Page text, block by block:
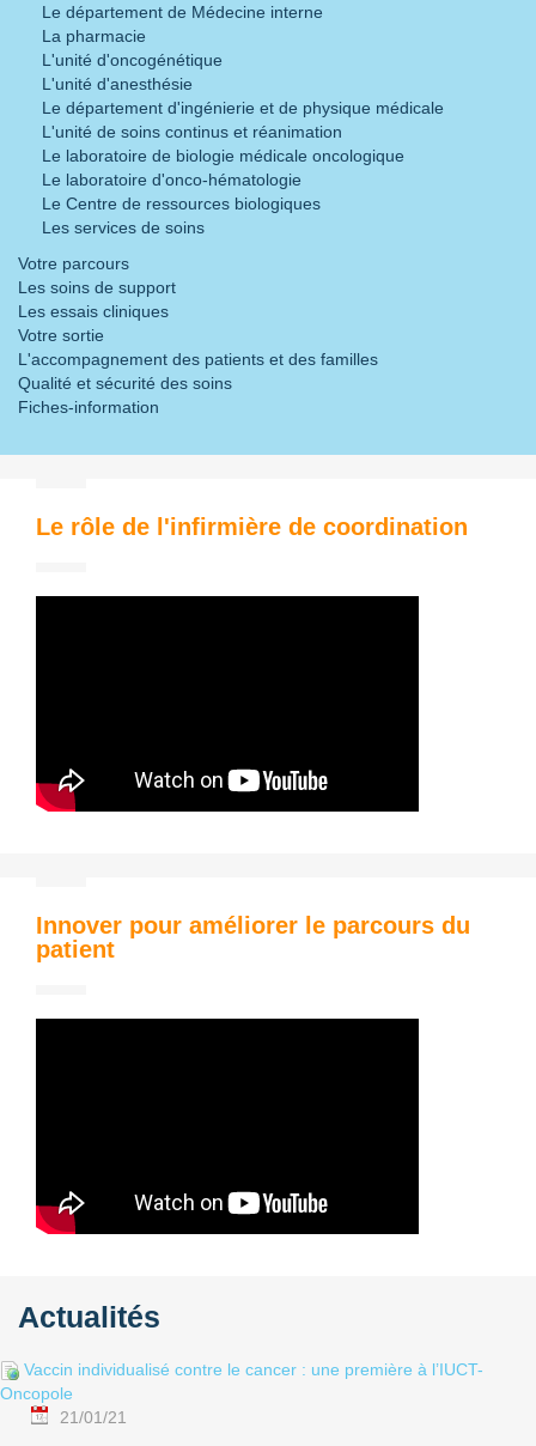
Le département de Médecine interne
La pharmacie
L'unité d'oncogénétique
L'unité d'anesthésie
Le département d'ingénierie et de physique médicale
L'unité de soins continus et réanimation
Le laboratoire de biologie médicale oncologique
Le laboratoire d'onco-hématologie
Le Centre de ressources biologiques
Les services de soins
Votre parcours
Les soins de support
Les essais cliniques
Votre sortie
L'accompagnement des patients et des familles
Qualité et sécurité des soins
Fiches-information
Le rôle de l'infirmière de coordination
Innover pour améliorer le parcours du
patient
Actualités
Vaccin individualisé contre le cancer : une première à l’IUCT-
Oncopole
21/01/21